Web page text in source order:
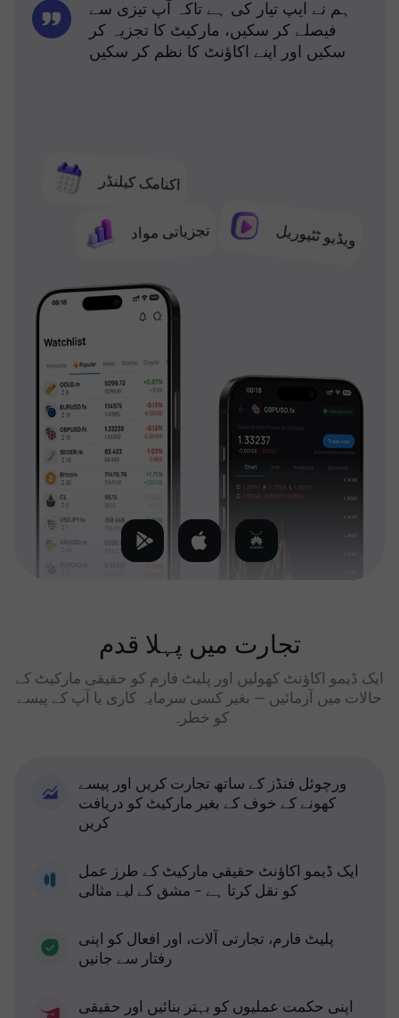
اکنامک کیلنڈر
تجزیاتی مواد ویڈیو ٹٹیوریل
ہم نے ایپ تیار کی ہے تاکہ آپ تیزی سے
فیصلے کر سکیں، مارکیٹ کا تجزیہ کر
سکیں اور اپنے اکاؤنٹ کا نظم کر سکیں
تجارت میں پہلا قدم
ایک ڈیمو اکاؤنٹ کھولیں اور پلیٹ فارم کو حقیقی مارکیٹ کے
حالات میں آزمائیں — بغیر کسی سرمایہ کاری یا آپ کے پیسے
کو خطرہ
ورچوئل فنڈز کے ساتھ تجارت کریں اور پیسے
کھونے کے خوف کے بغیر مارکیٹ کو دریافت
کریں
ایک ڈیمو اکاؤنٹ حقیقی مارکیٹ کے طرز عمل
کو نقل کرتا ہے - مشق کے لیے مثالی
پلیٹ فارم، تجارتی آلات، اور افعال کو اپنی
رفتار سے جانیں
اپنی حکمت عملیوں کو بہتر بنائیں اور حقیقی